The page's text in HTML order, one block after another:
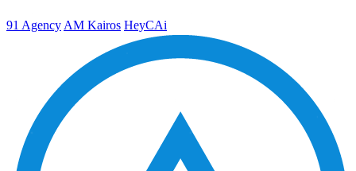
91 Agency AM Kairos HeyCAi